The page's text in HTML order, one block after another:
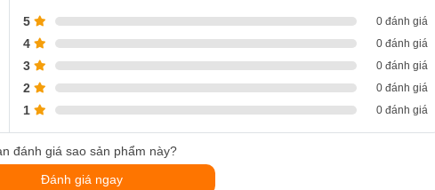
5 0 đánh giá
4 0 đánh giá
3 0 đánh giá
2 0 đánh giá
1 0 đánh giá
đánh giá sao sản phẩm này?
Đánh giá ngay